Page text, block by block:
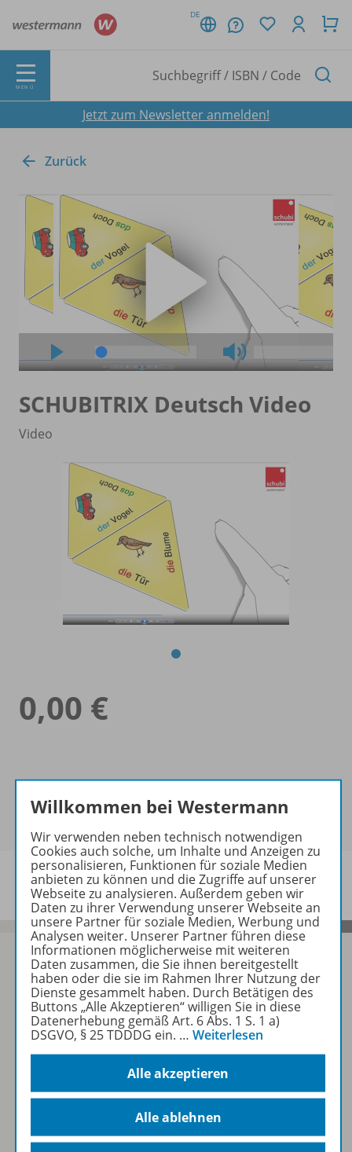
DE
MENÜ
Jetzt zum Newsletter anmelden!
Zurück
SCHUBITRIX Deutsch Video
Video
0,00 €
Sofort profitieren
Folgen Sie uns auf Social Media
Willkommen bei Westermann
Wir verwenden neben technisch notwendigen
Cookies auch solche, um Inhalte und Anzeigen zu
personalisieren, Funktionen für soziale Medien
anbieten zu können und die Zugriffe auf unserer
Webseite zu analysieren. Außerdem geben wir
Daten zu ihrer Verwendung unserer Webseite an
unsere Partner für soziale Medien, Werbung und
Analysen weiter. Unserer Partner führen diese
Informationen möglicherweise mit weiteren
Daten zusammen, die Sie ihnen bereitgestellt
haben oder die sie im Rahmen Ihrer Nutzung der
Dienste gesammelt haben. Durch Betätigen des
Buttons „Alle Akzeptieren“ willigen Sie in diese
Datenerhebung gemäß Art. 6 Abs. 1 S. 1 a)
DSGVO, § 25 TDDDG ein. … Weiterlesen
Alle akzeptieren
Alle ablehnen